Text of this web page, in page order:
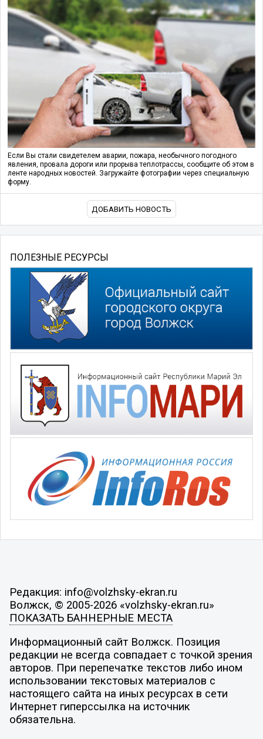
Если Вы стали свидетелем аварии, пожара, необычного погодного
явления, провала дороги или прорыва теплотрассы, сообщите об этом в
ленте народных новостей. Загружайте фотографии через специальную
форму.
ДОБАВИТЬ НОВОСТЬ
ПОЛЕЗНЫЕ РЕСУРСЫ
Редакция: info@volzhsky-ekran.ru
Волжск, © 2005-2026 «volzhsky-ekran.ru»
ПОКАЗАТЬ БАННЕРНЫЕ МЕСТА
Информационный сайт Волжск. Позиция
редакции не всегда совпадает с точкой зрения
авторов. При перепечатке текстов либо ином
использовании текстовых материалов с
настоящего сайта на иных ресурсах в сети
Интернет гиперссылка на источник
обязательна.